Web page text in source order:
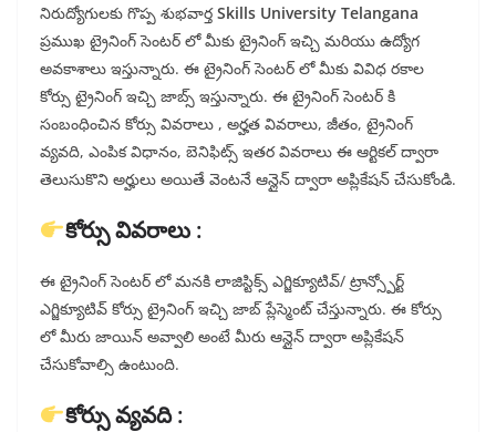
నిరుద్యోగులకు గొప్ప శుభవార్తSkills University Telangana
ప్రముఖ ట్రైనింగ్ సెంటర్ లో మీకు ట్రైనింగ్ ఇచ్చి మరియు ఉద్యోగ
అవకాశాలు ఇస్తున్నారు. ఈ ట్రైనింగ్ సెంటర్ లో మీకు వివిధ రకాల
కోర్సు ట్రైనింగ్ ఇచ్చి జాబ్స్ ఇస్తున్నారు. ఈ ట్రైనింగ్ సెంటర్ కి
సంబంధించిన కోర్సు వివరాలు , అర్హత వివరాలు, జీతం, ట్రైనింగ్
వ్యవది, ఎంపిక విధానం, బెనిఫిట్స్ ఇతర వివరాలు ఈ ఆర్టికల్ ద్వారా
తెలుసుకొని అర్హులు అయితే వెంటనే ఆన్లైన్ ద్వారా అప్లికేషన్ చేసుకోండి.
కోర్సు వివరాలు :
ఈ ట్రైనింగ్ సెంటర్ లో మనకి లాజిస్టిక్స్ ఎగ్జిక్యూటివ్/ ట్రాన్స్పోర్ట్
ఎగ్జిక్యూటివ్ కోర్సు ట్రైనింగ్ ఇచ్చి జాబ్ ప్లేస్మెంట్ చేస్తున్నారు. ఈ కోర్సు
లో మీరు జాయిన్ అవ్వాలి అంటే మీరు ఆన్లైన్ ద్వారా అప్లికేషన్
చేసుకోవాల్సి ఉంటుంది.
కోర్సు వ్యవది :